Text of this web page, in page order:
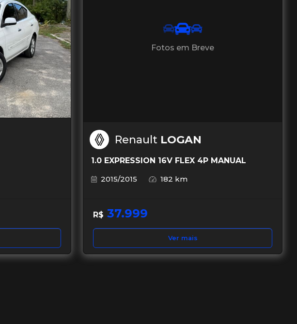
Fotos em Breve
Renault LOGAN
1.0 EXPRESSION 16V FLEX 4P MANUAL
2015/2015
182 km
R$ 37.999
Ver mais